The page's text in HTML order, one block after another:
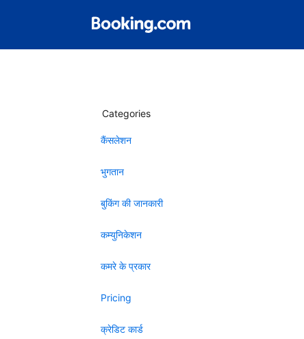
Categories
कैंसलेशन
भुगतान
बुकिंग की जानकारी
कम्युनिकेशन
कमरे के प्रकार
Pricing
क्रेडिट कार्ड